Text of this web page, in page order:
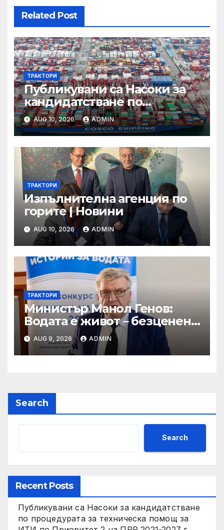
Related Post
ТРАКТОРИ
Публикувани са Насоки за
кандидатстване по
процедурата за техническа
помощ за ИТИ по
Приоритет 2 на ПРР 2021-
2027 г.
AUG 10, 2026 ADMIN
ТРАКТОРИ
Изпълнителна агенция по
горите | Новини
AUG 10, 2026 ADMIN
ТРАКТОРИ
Министър Манол Генов:
Водата е живот – безценен
дар, който трябва да пазим
и ценим всеки ден!
AUG 9, 2026 ADMIN
Search
Search
Recent Posts
Публикувани са Насоки за кандидатстване
по процедурата за техническа помощ за